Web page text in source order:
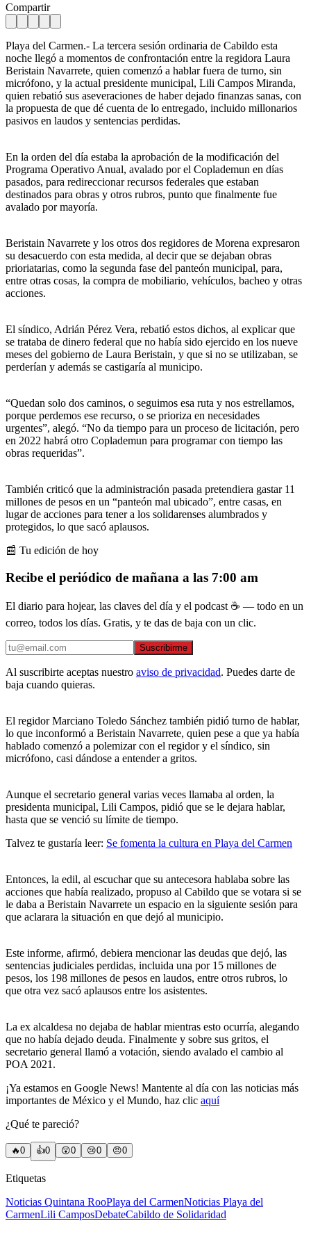
Compartir
Playa del Carmen.- La tercera sesión ordinaria de Cabildo esta
noche llegó a momentos de confrontación entre la regidora Laura
Beristain Navarrete, quien comenzó a hablar fuera de turno, sin
micrófono, y la actual presidente municipal, Lili Campos Miranda,
quien rebatió sus aseveraciones de haber dejado finanzas sanas, con
la propuesta de que dé cuenta de lo entregado, incluido millonarios
pasivos en laudos y sentencias perdidas.
En la orden del día estaba la aprobación de la modificación del
Programa Operativo Anual, avalado por el Coplademun en días
pasados, para redireccionar recursos federales que estaban
destinados para obras y otros rubros, punto que finalmente fue
avalado por mayoría.
Beristain Navarrete y los otros dos regidores de Morena expresaron
su desacuerdo con esta medida, al decir que se dejaban obras
prioriatarias, como la segunda fase del panteón municipal, para,
entre otras cosas, la compra de mobiliario, vehículos, bacheo y otras
acciones.
El síndico, Adrián Pérez Vera, rebatió estos dichos, al explicar que
se trataba de dinero federal que no había sido ejercido en los nueve
meses del gobierno de Laura Beristain, y que si no se utilizaban, se
perderían y además se castigaría al municipo.
“Quedan solo dos caminos, o seguimos esa ruta y nos estrellamos,
porque perdemos ese recurso, o se prioriza en necesidades
urgentes”, alegó. “No da tiempo para un proceso de licitación, pero
en 2022 habrá otro Coplademun para programar con tiempo las
obras requeridas”.
También criticó que la administración pasada pretendiera gastar 11
millones de pesos en un “panteón mal ubicado”, entre casas, en
lugar de acciones para tener a los solidarenses alumbrados y
protegidos, lo que sacó aplausos.
📰 Tu edición de hoy
Recibe el periódico de mañana a las 7:00 am
El diario para hojear, las claves del día y el podcast ☕ — todo en un
correo, todos los días. Gratis, y te das de baja con un clic.
Suscribirme
Al suscribirte aceptas nuestro aviso de privacidad. Puedes darte de
baja cuando quieras.
El regidor Marciano Toledo Sánchez también pidió turno de hablar,
lo que inconformó a Beristain Navarrete, quien pese a que ya había
hablado comenzó a polemizar con el regidor y el síndico, sin
micrófono, casi dándose a entender a gritos.
Aunque el secretario general varias veces llamaba al orden, la
presidenta municipal, Lili Campos, pidió que se le dejara hablar,
hasta que se venció su límite de tiempo.
Talvez te gustaría leer: Se fomenta la cultura en Playa del Carmen
Entonces, la edil, al escuchar que su antecesora hablaba sobre las
acciones que había realizado, propuso al Cabildo que se votara si se
le daba a Beristain Navarrete un espacio en la siguiente sesión para
que aclarara la situación en que dejó al municipio.
Este informe, afirmó, debiera mencionar las deudas que dejó, las
sentencias judiciales perdidas, incluida una por 15 millones de
pesos, los 198 millones de pesos en laudos, entre otros rubros, lo
que otra vez sacó aplausos entre los asistentes.
La ex alcaldesa no dejaba de hablar mientras esto ocurría, alegando
que no había dejado deuda. Finalmente y sobre sus gritos, el
secretario general llamó a votación, siendo avalado el cambio al
POA 2021.
¡Ya estamos en Google News! Mantente al día con las noticias más
importantes de México y el Mundo, haz clic aquí
¿Qué te pareció?
🔥0 👍0 😲0 😢0 😠0
Etiquetas
Noticias Quintana RooPlaya del CarmenNoticias Playa del
CarmenLili CamposDebateCabildo de Solidaridad